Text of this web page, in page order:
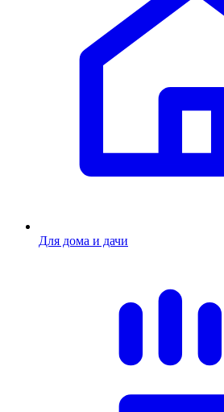
Для дома и дачи